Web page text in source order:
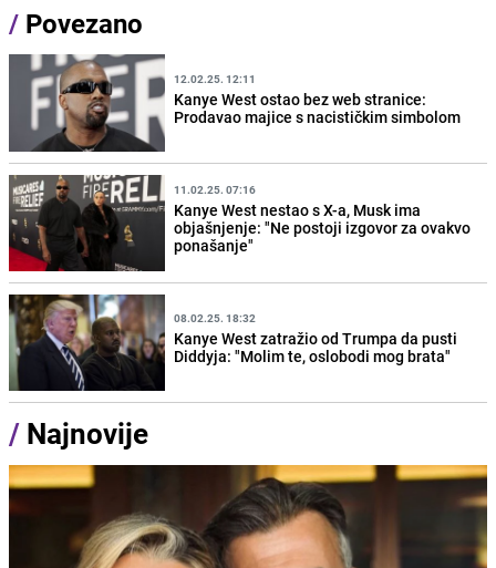
/ Povezano
12.02.25. 12:11
Kanye West ostao bez web stranice:
Prodavao majice s nacističkim simbolom
11.02.25. 07:16
Kanye West nestao s X-a, Musk ima
objašnjenje: "Ne postoji izgovor za ovakvo
ponašanje"
08.02.25. 18:32
Kanye West zatražio od Trumpa da pusti
Diddyja: "Molim te, oslobodi mog brata"
/ Najnovije